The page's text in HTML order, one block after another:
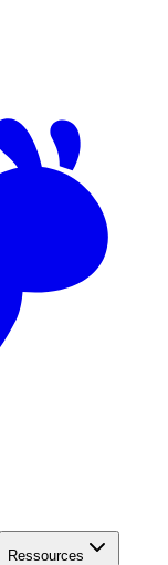
Ressources